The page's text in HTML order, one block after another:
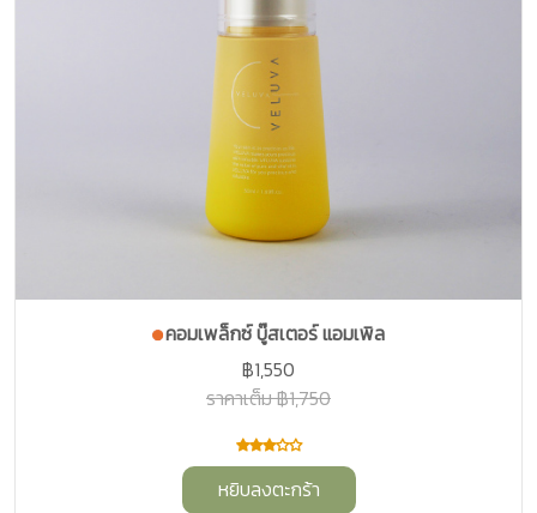
คอมเพล็กซ์ บู๊สเตอร์ แอมเพิล
฿1,550
ราคาเต็ม ฿1,750
หยิบลงตะกร้า